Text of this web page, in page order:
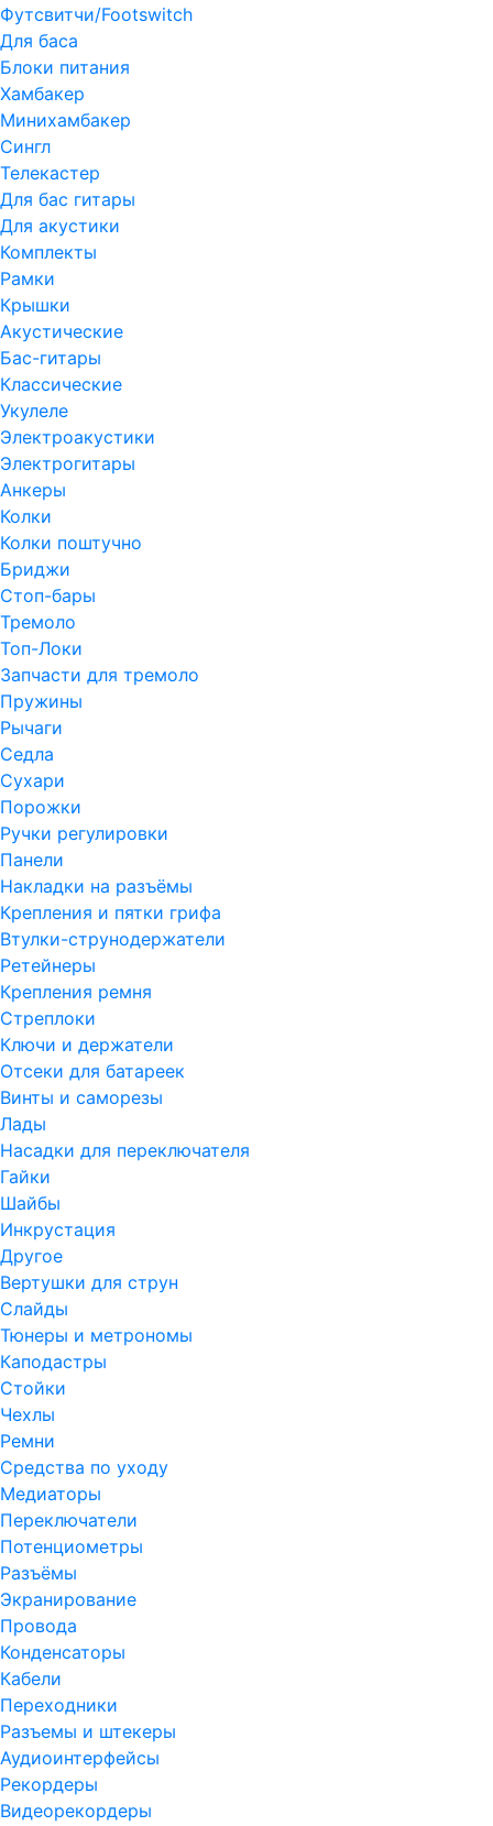
Футсвитчи/Footswitch
Для баса
Блоки питания
Хамбакер
Минихамбакер
Сингл
Телекастер
Для бас гитары
Для акустики
Комплекты
Рамки
Крышки
Акустические
Бас-гитары
Классические
Укулеле
Электроакустики
Электрогитары
Анкеры
Колки
Колки поштучно
Бриджи
Стоп-бары
Тремоло
Топ-Локи
Запчасти для тремоло
Пружины
Рычаги
Седла
Сухари
Порожки
Ручки регулировки
Панели
Накладки на разъёмы
Крепления и пятки грифа
Втулки-струнодержатели
Ретейнеры
Крепления ремня
Стреплоки
Ключи и держатели
Отсеки для батареек
Винты и саморезы
Лады
Насадки для переключателя
Гайки
Шайбы
Инкрустация
Другое
Вертушки для струн
Слайды
Тюнеры и метрономы
Каподастры
Стойки
Чехлы
Ремни
Средства по уходу
Медиаторы
Переключатели
Потенциометры
Разъёмы
Экранирование
Провода
Конденсаторы
Кабели
Переходники
Разъемы и штекеры
Аудиоинтерфейсы
Рекордеры
Видеорекордеры